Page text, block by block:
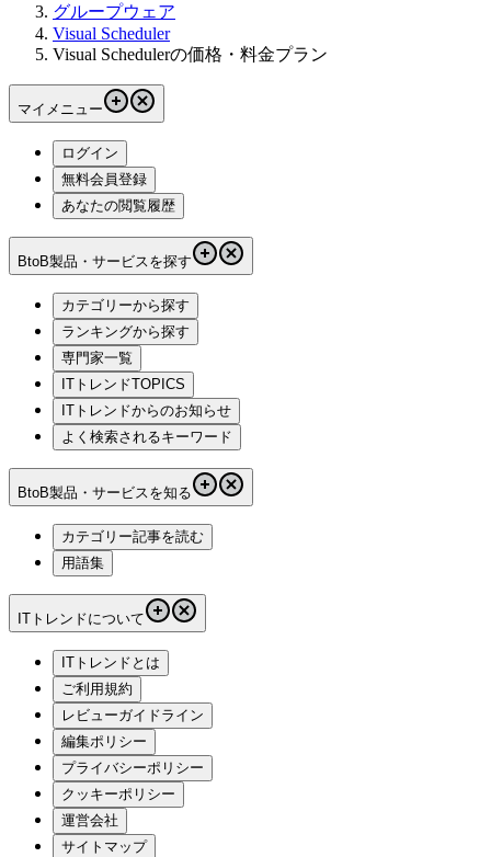
グループウェア
Visual Scheduler
Visual Schedulerの価格・料金プラン
マイメニュー
ログイン
無料会員登録
あなたの閲覧履歴
BtoB製品・サービスを探す
カテゴリーから探す
ランキングから探す
専門家一覧
ITトレンドTOPICS
ITトレンドからのお知らせ
よく検索されるキーワード
BtoB製品・サービスを知る
カテゴリー記事を読む
用語集
ITトレンドについて
ITトレンドとは
ご利用規約
レビューガイドライン
編集ポリシー
プライバシーポリシー
クッキーポリシー
運営会社
サイトマップ